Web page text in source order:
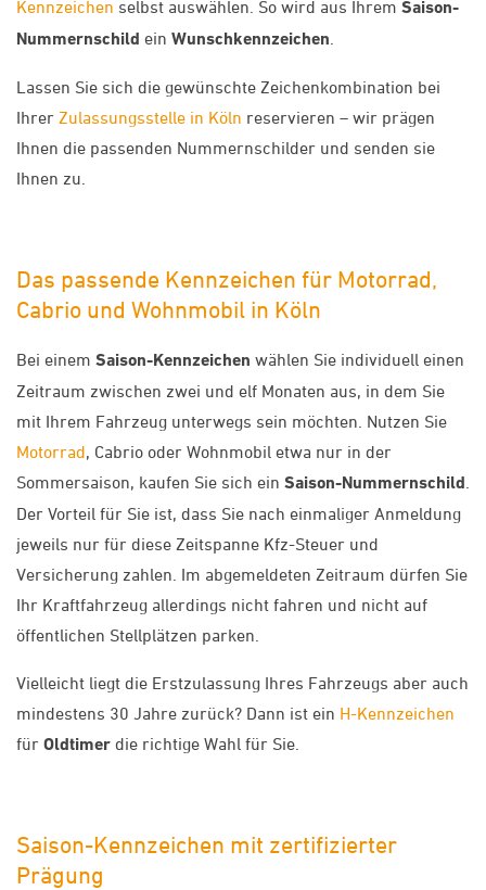
Kennzeichen selbst auswählen. So wird aus Ihrem Saison-
Nummernschild ein Wunschkennzeichen
Lassen Sie sich die gewünschte Zeichenkombination bei
Ihrer Zulassungsstelle in Köln reservieren – wir prägen
Ihnen die passenden Nummernschilder und senden sie
Ihnen zu.
Das passende Kennzeichen für Motorrad,
Cabrio und Wohnmobil in Köln
Bei einem Saison-Kennzeichen wählen Sie individuell einen
Zeitraum zwischen zwei und elf Monaten aus, in dem Sie
mit Ihrem Fahrzeug unterwegs sein möchten. Nutzen Sie
Motorrad, Cabrio oder Wohnmobil etwa nur in der
Sommersaison, kaufen Sie sich ein Saison-Nummernschild
Der Vorteil für Sie ist, dass Sie nach einmaliger Anmeldung
jeweils nur für diese Zeitspanne Kfz-Steuer und
Versicherung zahlen. Im abgemeldeten Zeitraum dürfen Sie
Ihr Kraftfahrzeug allerdings nicht fahren und nicht auf
öffentlichen Stellplätzen parken.
Vielleicht liegt die Erstzulassung Ihres Fahrzeugs aber auch
mindestens 30 Jahre zurück? Dann ist ein H-Kennzeichen
für Oldtimer die richtige Wahl für Sie.
Saison-Kennzeichen mit zertifizierter
Prägung